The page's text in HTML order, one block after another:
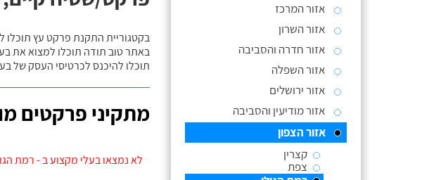
אזור המרכז
אזור השרון
אזור חדרה והסביבה
אזור השפלה
אזור ירושלים
אזור מודיעין והסביבה
אזור הצפון
קצרין
צפת
בקטגוריית התקנת פרקט עץ
באתר טוב תודה תוכלו למצוא את
תוכלו להיכנס לכרטיסי העסק של
מתקיני פרקטים
לא נמצאו בעלי מקצוע ב - רמת